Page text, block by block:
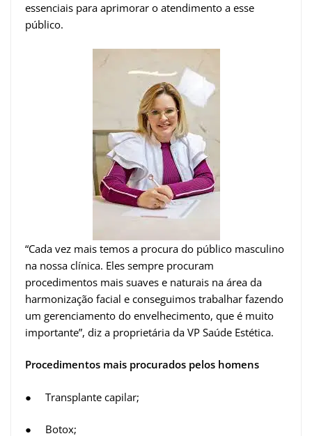
essenciais para aprimorar o atendimento a esse
público.
“Cada vez mais temos a procura do público masculino
na nossa clínica. Eles sempre procuram
procedimentos mais suaves e naturais na área da
harmonização facial e conseguimos trabalhar fazendo
um gerenciamento do envelhecimento, que é muito
importante”, diz a proprietária da VP Saúde Estética.
Procedimentos mais procurados pelos homens
● Transplante capilar;
● Botox;